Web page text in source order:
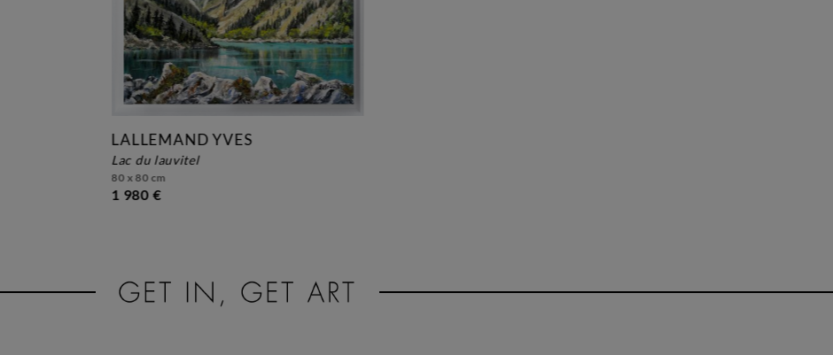
LALLEMAND YVES
lac du lauvitel
80 x 80 cm
1 980 €